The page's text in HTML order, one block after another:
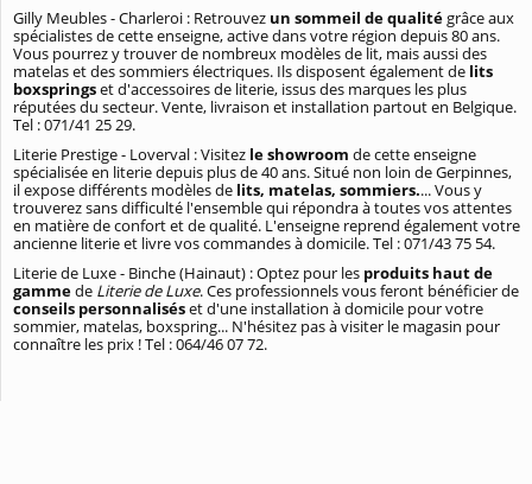
Gilly Meubles - Charleroi : Retrouvez un sommeil de qualitégrâce aux
spécialistes de cette enseigne, active dans votre région depuis 80 ans.
Vous pourrez y trouver de nombreux modèles de lit, mais aussi des
matelas et des sommiers électriques. Ils disposent également de lits
boxspringset d'accessoires de literie, issus des marques les plus
réputées du secteur. Vente, livraison et installation partout en Belgique.
Tel : 071/41 25 29.
Literie Prestige - Loverval : Visitez le showroom de cette enseigne
spécialisée en literie depuis plus de 40 ans. Situé non loin de Gerpinnes,
il expose différents modèles de lits, matelas, sommiers.... Vous y
trouverez sans difficulté l'ensemble qui répondra à toutes vos attentes
en matière de confort et de qualité. L'enseigne reprend également votre
ancienne literie et livre vos commandes à domicile. Tel : 071/43 75 54.
Literie de Luxe - Binche (Hainaut) : Optez pour les produits haut de
gammede Literie de Luxe. Ces professionnels vous feront bénéficier de
conseils personnaliséset d'une installation à domicile pour votre
sommier, matelas, boxspring... N'hésitez pas à visiter le magasin pour
connaître les prix ! Tel : 064/46 07 72.